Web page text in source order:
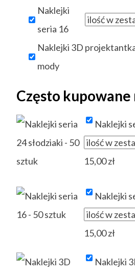
Naklejki
seria 16
Naklejki 3D
mody
Często kupowane
Naklejki
15,00zł
Naklejki
15,00zł
Naklejki